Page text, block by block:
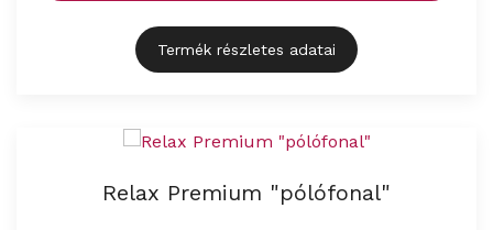
Termék részletes adatai
Relax Premium "pólófonal"